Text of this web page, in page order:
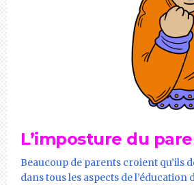
L’imposture du
Beaucoup de parents croient qu’ils
dans tous les aspects de l’éducation